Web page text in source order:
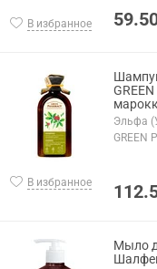
В избранное
В избранное
Эльфа
GREEN
Мыло